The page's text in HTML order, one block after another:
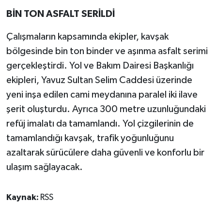
BİN TON ASFALT SERİLDİ
Çalışmaların kapsamında ekipler, kavşak
bölgesinde bin ton binder ve aşınma asfalt serimi
gerçekleştirdi. Yol ve Bakım Dairesi Başkanlığı
ekipleri, Yavuz Sultan Selim Caddesi üzerinde
yeni inşa edilen cami meydanına paralel iki ilave
şerit oluşturdu. Ayrıca 300 metre uzunluğundaki
refüj imalatı da tamamlandı. Yol çizgilerinin de
tamamlandığı kavşak, trafik yoğunluğunu
azaltarak sürücülere daha güvenli ve konforlu bir
ulaşım sağlayacak.
Kaynak: RSS